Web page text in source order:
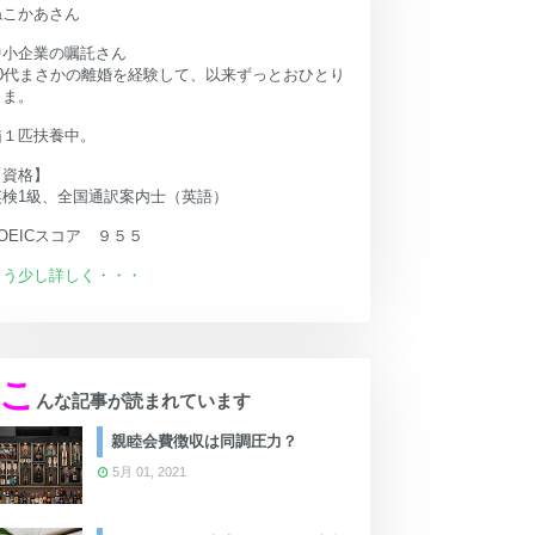
かあさん
企業の嘱託さん
代まさかの離婚を経験して、以来ずっとおひとり
。
匹扶養中。
格】
1級、全国通訳案内士（英語）
スコア ９５５
少し詳しく・・・
こ んな記事が読まれています
親睦会費徴収は同調圧力？
5月 01, 2021